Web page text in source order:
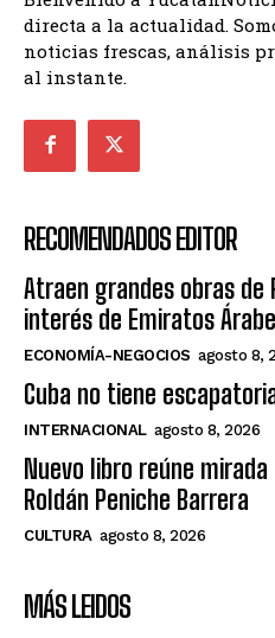
directa a la actualidad.
noticias frescas, análisis
al instante.
RECOMENDADOS EDITOR
Atraen grandes obras de
interés de Emiratos
ECONOMÍA-NEGOCIOS agosto 8,
Cuba no tiene
INTERNACIONAL agosto 8, 2026
Nuevo libro reúne
Roldán Peniche Barrera
CULTURA agosto 8, 2026
MÁS LEIDOS